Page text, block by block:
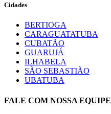
Cidades
BERTIOGA
CARAGUATATUBA
CUBATÃO
GUARUJÁ
ILHABELA
SÃO SEBASTIÃO
UBATUBA
FALE COM NOSSA EQUIPE